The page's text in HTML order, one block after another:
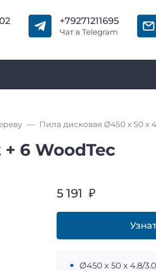
+79271211695
Чат в Telegram
6 WoodTec
5 191 ₽
Ø450 х 50 х 4.8/3.0